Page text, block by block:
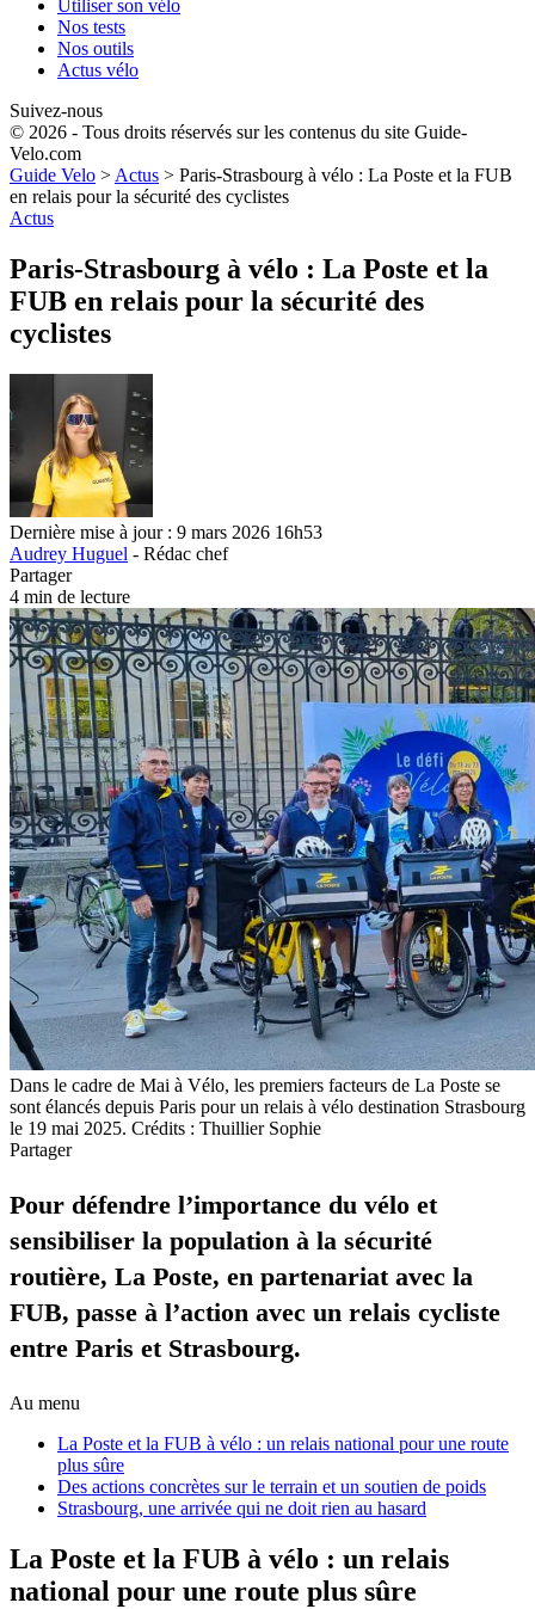
Utiliser son vélo
Nos tests
Nos outils
Actus vélo
Suivez-nous
© 2026 - Tous droits réservés sur les contenus du site Guide-
Velo.com
Guide Velo > Actus > Paris-Strasbourg à vélo : La Poste et la FUB
en relais pour la sécurité des cyclistes
Actus
Paris-Strasbourg à vélo : La Poste et la
FUB en relais pour la sécurité des
cyclistes
Dernière mise à jour : 9 mars 2026 16h53
Audrey Huguel - Rédac chef
Partager
4 min de lecture
Dans le cadre de Mai à Vélo, les premiers facteurs de La Poste se
sont élancés depuis Paris pour un relais à vélo destination Strasbourg
le 19 mai 2025. Crédits : Thuillier Sophie
Partager
Pour défendre l’importance du vélo et
sensibiliser la population à la sécurité
routière, La Poste, en partenariat avec la
FUB, passe à l’action avec un relais cycliste
entre Paris et Strasbourg.
Au menu
La Poste et la FUB à vélo : un relais national pour une route
plus sûre
Des actions concrètes sur le terrain et un soutien de poids
Strasbourg, une arrivée qui ne doit rien au hasard
La Poste et la FUB à vélo : un relais
national pour une route plus sûre